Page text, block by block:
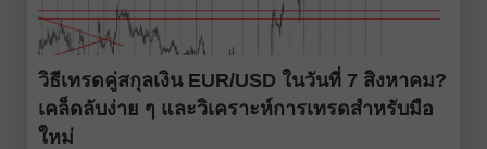
วิธีเทรดคู่สกุลเงิน EUR/USD ในวันที่ 7 สิงหาคม?
เคล็ดลับง่าย ๆ และวิเคราะห์การเทรดสำหรับมือ
ใหม่